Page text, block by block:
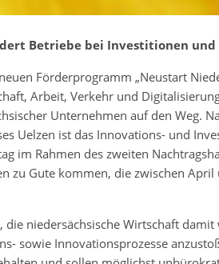
Betriebe bei Investitionen
Förderprogramm „Neustart
Arbeit, Verkehr und
Unternehmen auf den Weg.
Uelzen ist das Innovations- und
im Rahmen des zweiten
zu Gute kommen, die zwischen
die niedersächsische Wirtschaft
sowie Innovationsprozesse